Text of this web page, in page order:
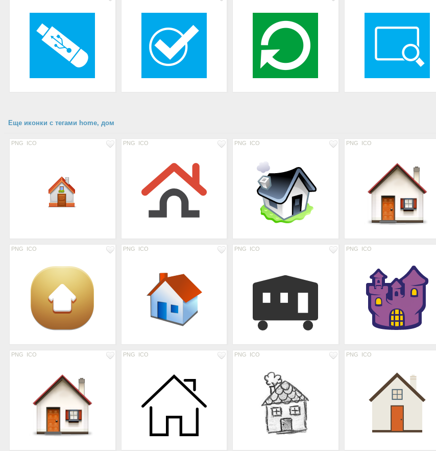
Еще иконки с тегами home, дом
PNG ICO PNG ICO PNG ICO PNG ICO
PNG ICO PNG ICO PNG ICO PNG ICO
PNG ICO PNG ICO PNG ICO PNG ICO